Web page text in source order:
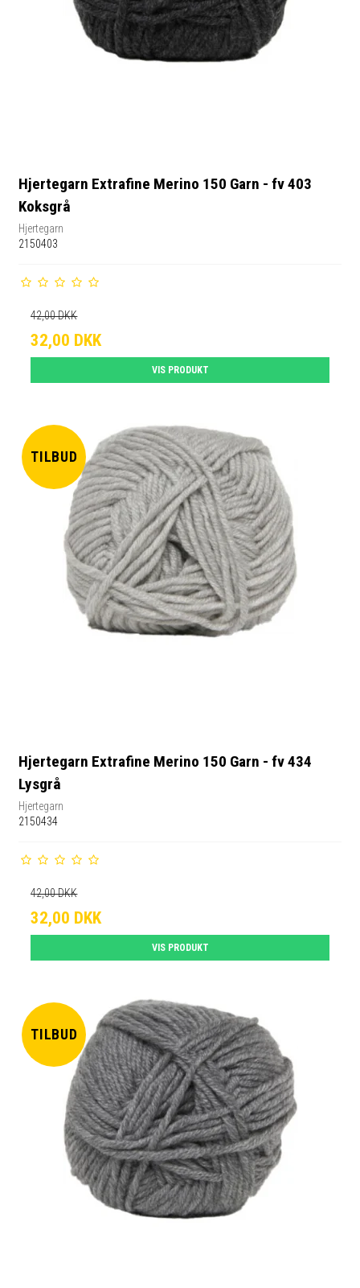
Hjertegarn Extrafine Merino 150 Garn - fv 403
Koksgrå
Hjertegarn
2150403
42,00 DKK
32,00 DKK
VIS PRODUKT
TILBUD
Hjertegarn Extrafine Merino 150 Garn - fv 434
Lysgrå
Hjertegarn
2150434
42,00 DKK
32,00 DKK
VIS PRODUKT
TILBUD